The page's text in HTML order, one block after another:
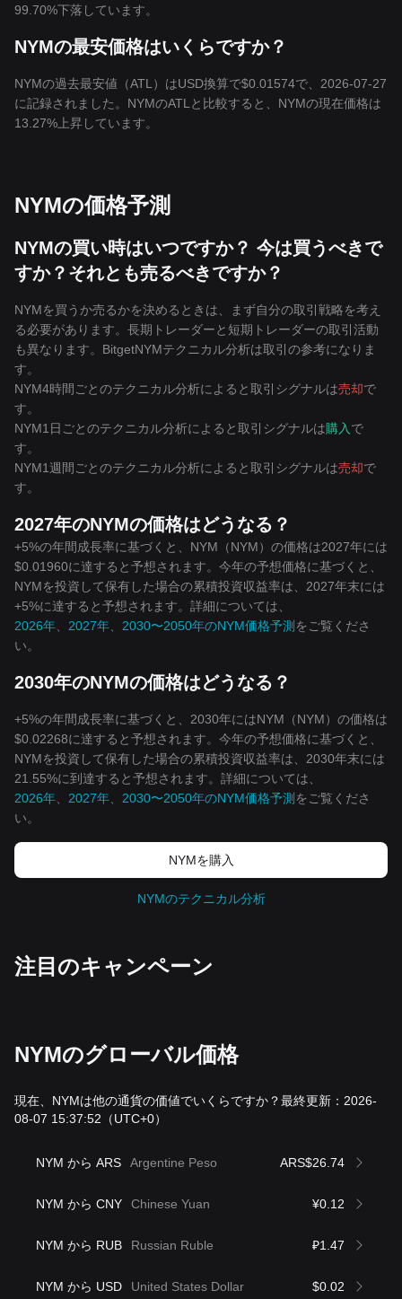
99.70%下落しています。
NYMの最安価格はいくらですか？
NYMの過去最安値（ATL）はUSD換算で$0.01574で、2026-07-27
に記録されました。NYMのATLと比較すると、NYMの現在価格は
13.27%上昇しています。
NYMの価格予測
NYMの買い時はいつですか？ 今は買うべきで
すか？それとも売るべきですか？
NYMを買うか売るかを決めるときは、まず自分の取引戦略を考え
る必要があります。長期トレーダーと短期トレーダーの取引活動
も異なります。BitgetNYMテクニカル分析は取引の参考になりま
す。
NYM4時間ごとのテクニカル分析によると取引シグナルは売却で
す。
NYM1日ごとのテクニカル分析によると取引シグナルは購入 で
す。
NYM1週間ごとのテクニカル分析によると取引シグナルは売却で
す。
2027年のNYMの価格はどうなる？
+5%の年間成長率に基づくと、NYM（NYM）の価格は2027年には
$0.01960に達すると予想されます。今年の予想価格に基づくと、
NYMを投資して保有した場合の累積投資収益率は、2027年末には
+5%に達すると予想されます。詳細については、
2026年、2027年、2030〜2050年のNYM価格予測 をご覧くださ
い。
2030年のNYMの価格はどうなる？
+5%の年間成長率に基づくと、2030年にはNYM（NYM）の価格は
$0.02268に達すると予想されます。今年の予想価格に基づくと、
NYMを投資して保有した場合の累積投資収益率は、2030年末には
21.55%に到達すると予想されます。詳細については、
2026年、2027年、2030〜2050年のNYM価格予測 をご覧くださ
い。
NYMを‌購入
NYMのテクニカル分析
‌注目のキャンペーン
NYMのグローバル価格
現在、NYMは他の通貨の価値でいくらですか？最終更新：2026-
08-07 15:37:52 （UTC+0）
NYM から ARS Argentine Peso ARS$26.74
NYM から CNY Chinese Yuan ¥0.12
NYM から RUB Russian Ruble ₽1.47
NYM から USD United States Dollar $0.02